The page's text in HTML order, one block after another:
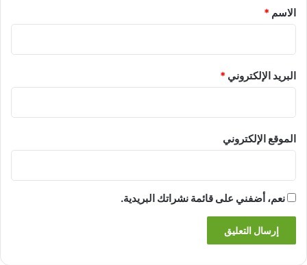
*
الاسم *
البريد الإلكتروني *
الموقع الإلكتروني
نعم، أضفني على قائمة نشراتك البريدية.